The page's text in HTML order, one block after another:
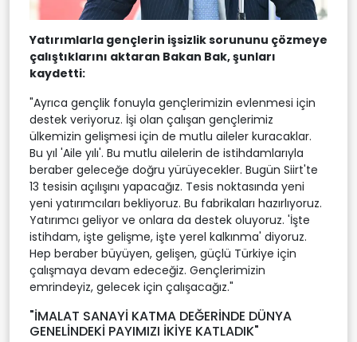
Yatırımlarla gençlerin işsizlik sorununu çözmeye
çalıştıklarını aktaran Bakan Bak, şunları
kaydetti:
"Ayrıca gençlik fonuyla gençlerimizin evlenmesi için
destek veriyoruz. İşi olan çalışan gençlerimiz
ülkemizin gelişmesi için de mutlu aileler kuracaklar.
Bu yıl 'Aile yılı'. Bu mutlu ailelerin de istihdamlarıyla
beraber geleceğe doğru yürüyecekler. Bugün Siirt'te
13 tesisin açılışını yapacağız. Tesis noktasında yeni
yeni yatırımcıları bekliyoruz. Bu fabrikaları hazırlıyoruz.
Yatırımcı geliyor ve onlara da destek oluyoruz. 'İşte
istihdam, işte gelişme, işte yerel kalkınma' diyoruz.
Hep beraber büyüyen, gelişen, güçlü Türkiye için
çalışmaya devam edeceğiz. Gençlerimizin
emrindeyiz, gelecek için çalışacağız."
"İMALAT SANAYİ KATMA DEĞERİNDE DÜNYA
GENELİNDEKİ PAYIMIZI İKİYE KATLADIK"